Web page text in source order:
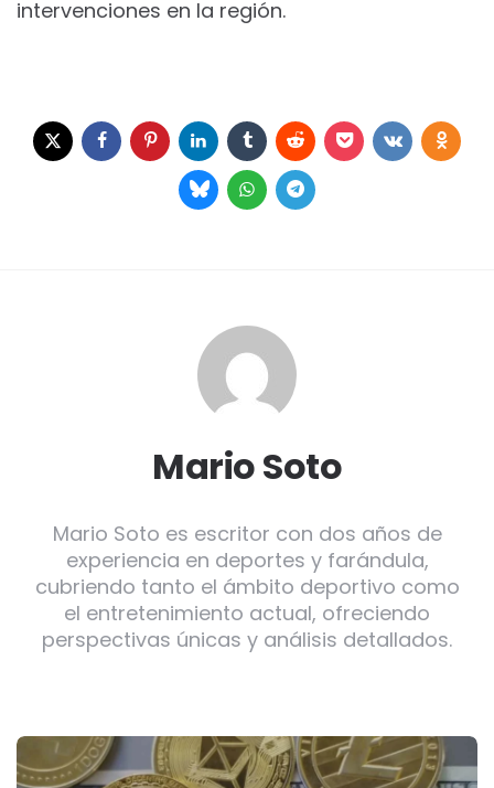
intervenciones en la región.
Mario Soto
Mario Soto es escritor con dos años de
experiencia en deportes y farándula,
cubriendo tanto el ámbito deportivo como
el entretenimiento actual, ofreciendo
perspectivas únicas y análisis detallados.
Post